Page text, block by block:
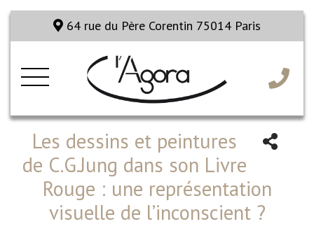
64 rue du Père Corentin 75014 Paris
Les dessins et peintures
de C.G.Jung dans son Livre
Rouge : une représentation
visuelle de l’inconscient ?